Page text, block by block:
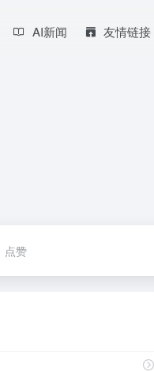
AI新闻 友情链接
点赞